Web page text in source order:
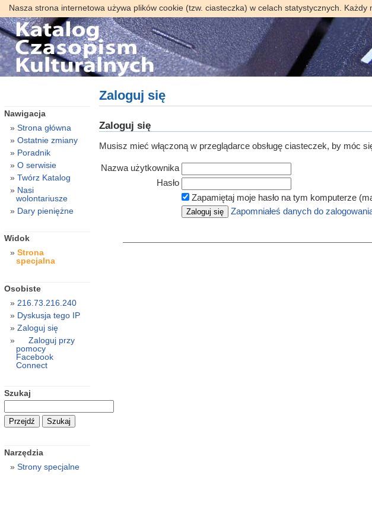
Nasza strona internetowa używa plików cookie (tzw. ciasteczka) w celach statystycznych.
Zaloguj się
Zaloguj się
Musisz mieć włączoną w przeglądarce obsługę ciasteczek, by móc
Nazwa użytkownika
Hasło
Zapamiętaj moje hasło na tym komputerze
Zapomniałeś danych do
Nawigacja
Strona główna
Ostatnie zmiany
Poradnik
O serwisie
Twórz Katalog
Nasi
wolontariusze
Dary pieniężne
Widok
Strona
specjalna
Osobiste
216.73.216.240
Dyskusja tego IP
Zaloguj się
Zaloguj przy
pomocy
Facebook
Connect
Szukaj
Narzędzia
Strony specjalne